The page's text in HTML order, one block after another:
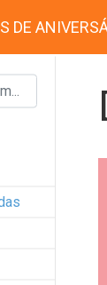
DE